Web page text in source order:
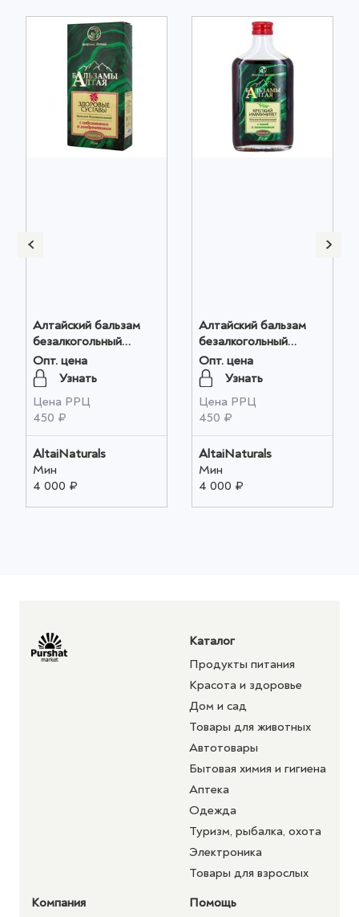
Алтайский бальзам
безалкогольный
"Бальзамы Алтая"
Здоровые суставы
250мл оптом
Опт. цена
Узнать
Цена РРЦ
450 ₽
AltaiNaturals
Мин
4 000 ₽
Алтайский бальзам
безалкогольный
"Бальзамы Алтая"
Крепкий иммунитет
250мл оптом
Опт. цена
Узнать
Цена РРЦ
450 ₽
AltaiNaturals
Мин
4 000 ₽
Каталог
Продукты питания
Красота и здоровье
Дом и сад
Товары для животных
Автотовары
Бытовая химия и гигиена
Аптека
Одежда
Туризм, рыбалка, охота
Электроника
Товары для взрослых
Компания
Помощь